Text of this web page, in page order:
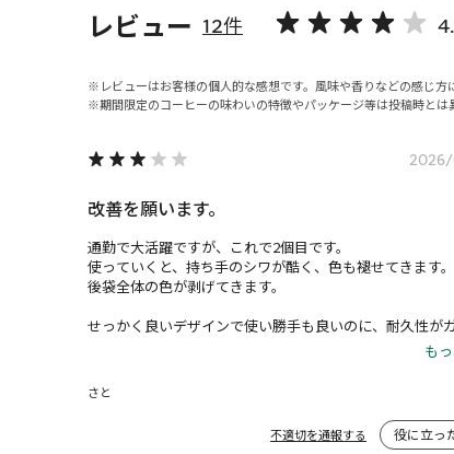
レビュー 12件
レビューはお客様の個人的な感想です。風味や香りなどの感じ方
期間限定のコーヒーの味わいの特徴やパッケージ等は投稿時とは
改善を願います。
通勤で大活躍ですが、これで2個目です。
使っていくと、持ち手のシワが酷く、色も褪せてきます
後袋全体の色が剥げてきます。
せっかく良いデザインで使い勝手も良いのに、耐久性が
リです。多少高価になっても良いので改善してくれたら
も
さと
不適切を通報する 役に立っ